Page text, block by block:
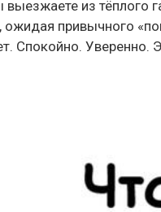
выезжаете из тёплого
привычного
Спокойно. Уверенно.